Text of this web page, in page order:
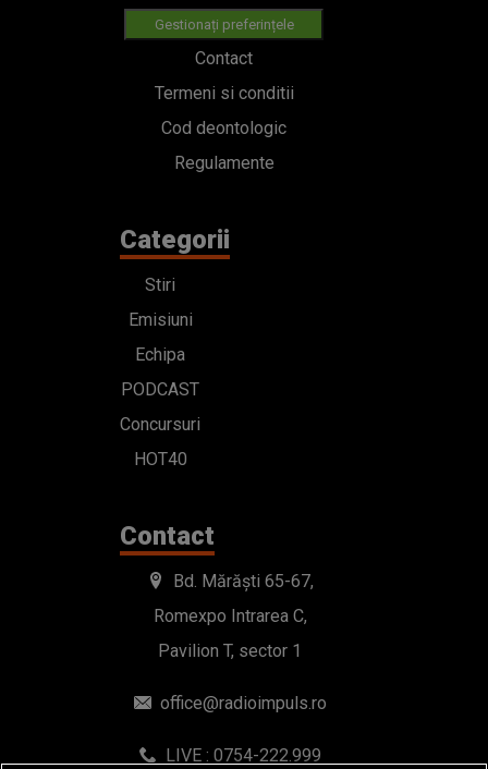
Gestionați preferințele
Contact
Termeni si conditii
Cod deontologic
Regulamente
Categorii
Stiri
Emisiuni
Echipa
PODCAST
Concursuri
HOT40
Contact
Bd. Mărăști 65-67,
Romexpo Intrarea C,
Pavilion T, sector 1
office@radioimpuls.ro
LIVE : 0754-222.999